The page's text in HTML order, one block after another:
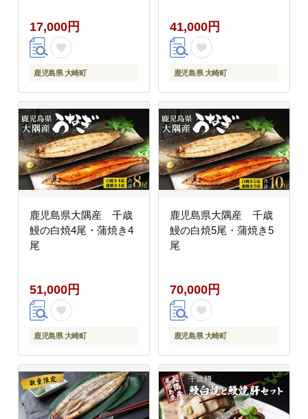
17,000円
鹿児島県 大崎町
41,000円
鹿児島県 大崎町
鹿児島県大隅産 千歳
鰻の白焼4尾・蒲焼き4
尾
51,000円
鹿児島県 大崎町
鹿児島県大隅産 千歳
鰻の白焼5尾・蒲焼き5
尾
70,000円
鹿児島県 大崎町